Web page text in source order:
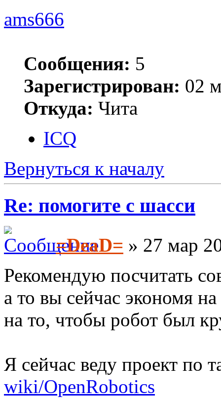
ams666
Сообщения: 5
Зарегистрирован: 02
Откуда: Чита
ICQ
Вернуться к началу
Re: помогите с шасси
=DeaD= » 27 мар
Рекомендую посчитать
а то вы сейчас экономя
на то, чтобы робот был
Я сейчас веду проект по
wiki/OpenRobotics